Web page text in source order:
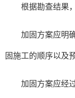
根据勘查结果，
加固方案应明确
固施工的顺序以及
加固方案应经过